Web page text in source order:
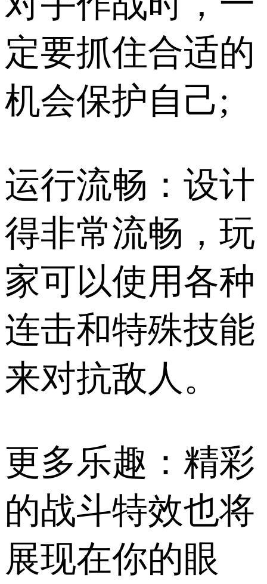
定要抓住合适的
机会保护自己;
运行流畅：设计
得非常流畅，玩
家可以使用各种
连击和特殊技能
来对抗敌人。
更多乐趣：精彩
的战斗特效也将
展现在你的眼